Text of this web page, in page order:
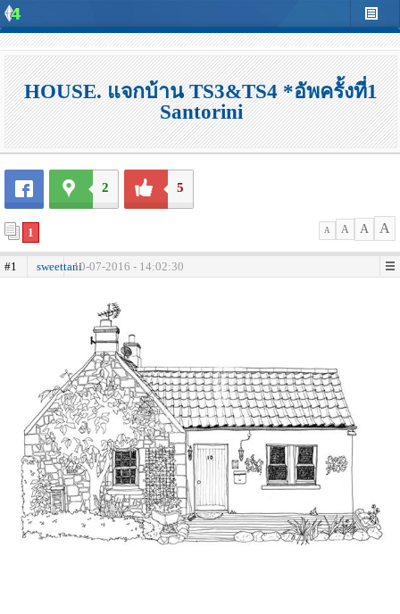
HOUSE. แจกบ้าน TS3&TS4 *อัพครั้งที่1
Santorini
2 5
1 A A A A
#1 sweettani10-07-2016 - 14:02:30